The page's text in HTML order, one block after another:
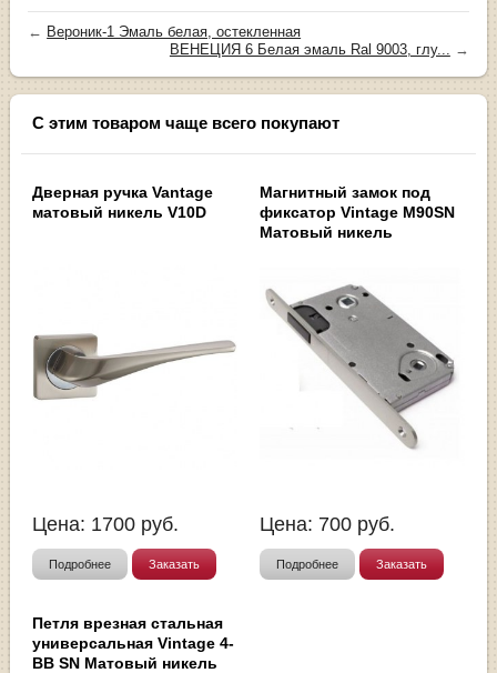
← Вероник-1 Эмаль белая, остекленная
ВЕНЕЦИЯ 6 Белая эмаль Ral 9003, глу... →
С этим товаром чаще всего покупают
Дверная ручка Vantage
матовый никель V10D
Цена: 1700 руб.
Подробнее Заказать
Магнитный замок под
фиксатор Vintage M90SN
Матовый никель
Цена: 700 руб.
Подробнее Заказать
Петля врезная стальная
универсальная Vintage 4-
BB SN Матовый никель